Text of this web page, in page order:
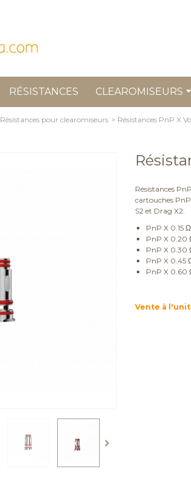
RÉSISTANCES CLEAROMISEURS
Résistances pour clearomiseurs > Résistances PnP X
Résistances
cartouches
S2 et Drag X2.
PnP X 0.15
PnP X 0.20
PnP X 0.30
PnP X 0.45
PnP X 0.60
Vente à